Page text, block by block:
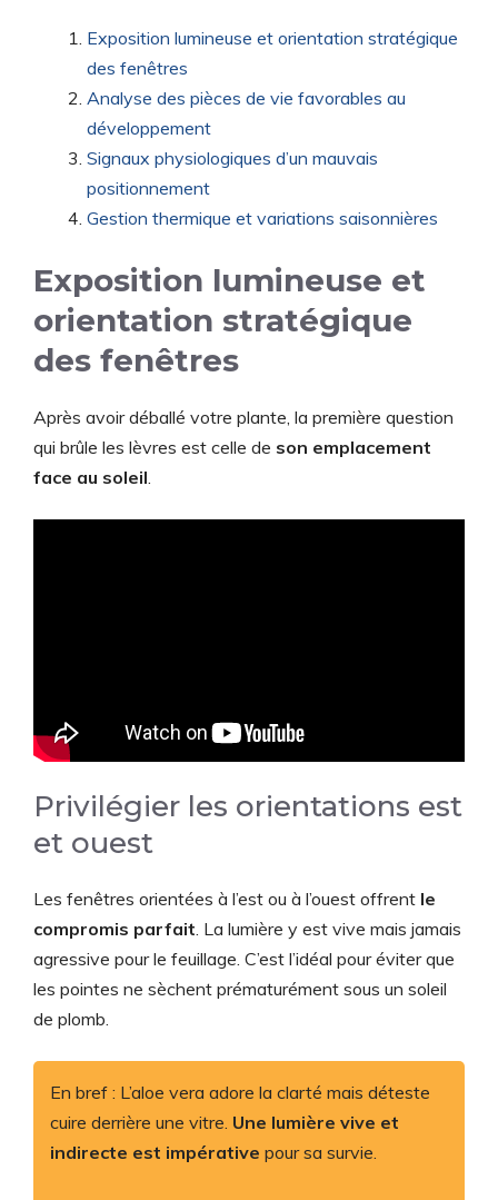
Exposition lumineuse et orientation stratégique
des fenêtres
Analyse des pièces de vie favorables au
développement
Signaux physiologiques d’un mauvais
positionnement
Gestion thermique et variations saisonnières
Exposition lumineuse et
orientation stratégique
des fenêtres
Après avoir déballé votre plante, la première question
qui brûle les lèvres est celle de son emplacement
face au soleil.
Privilégier les orientations est
et ouest
Les fenêtres orientées à l’est ou à l’ouest offrent le
compromis parfait. La lumière y est vive mais jamais
agressive pour le feuillage. C’est l’idéal pour éviter que
les pointes ne sèchent prématurément sous un soleil
de plomb.
En bref : L’aloe vera adore la clarté mais déteste
cuire derrière une vitre. Une lumière vive et
indirecte est impérative pour sa survie.